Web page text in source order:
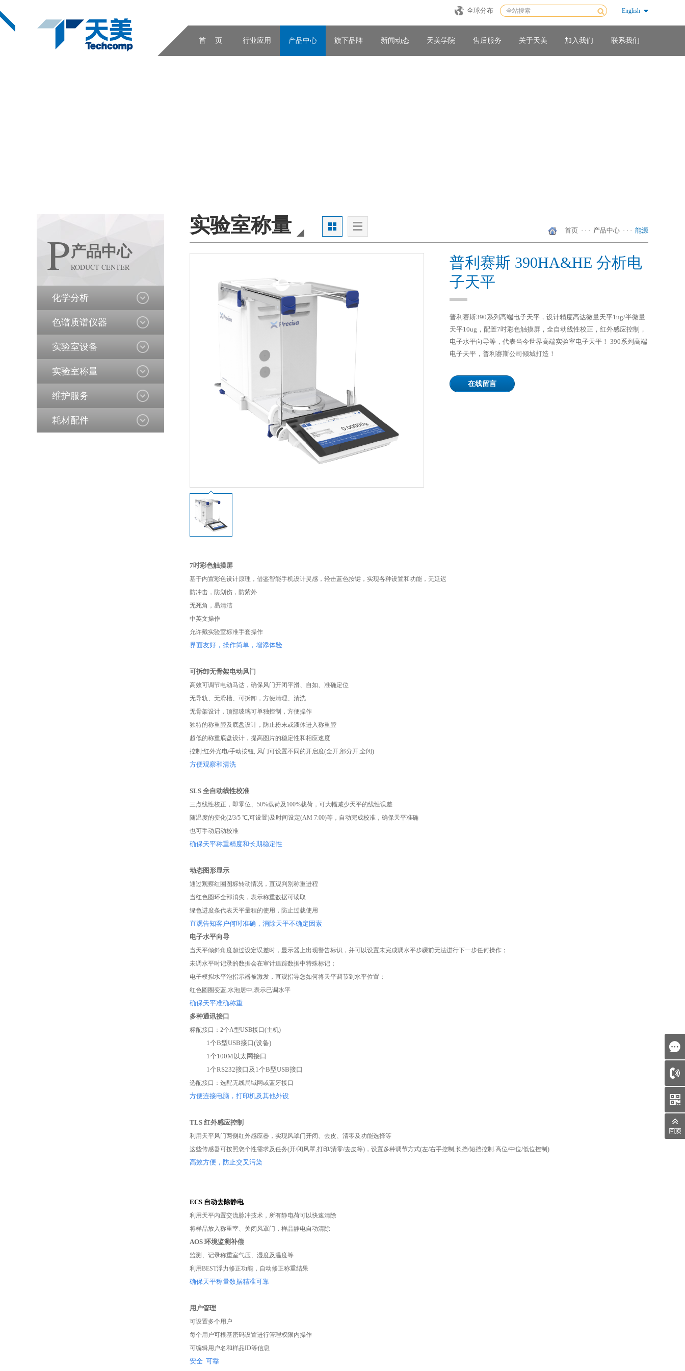
Froilabo
Precisa
全球分布 English
首 页 行业应用 产品中心 旗下品牌 新闻动态 天美学院 售后服务 关于天美 加入我们 联系我们
P产品中心
RODUCT CENTER
化学分析
色谱质谱仪器
实验室设备
实验室称量
维护服务
耗材配件
首页 · · · 产品中心 · · · 能源
实验室称量
普利赛斯 390HA&HE 分析电
子天平
普利赛斯390系列高端电子天平，设计精度高达微量天平1ug/半微量
天平10ug，配置7吋彩色触摸屏，全自动线性校正，红外感应控制，
电子水平向导等，代表当今世界高端实验室电子天平！ 390系列高端
电子天平，普利赛斯公司倾城打造！
在线留言
7吋彩色触摸屏
基于内置彩色设计原理，借鉴智能手机设计灵感，轻击蓝色按键，实现各种设置和功能，无延迟
防冲击，防划伤，防紫外
无死角，易清洁
中英文操作
允许戴实验室标准手套操作
界面友好，操作简单，增添体验
可拆卸无骨架电动风门
高效可调节电动马达，确保风门开闭平滑、自如、准确定位
无导轨、无滑槽、可拆卸，方便清理、清洗
无骨架设计，顶部玻璃可单独控制，方便操作
独特的称重腔及底盘设计，防止粉末或液体进入称重腔
超低的称重底盘设计，提高图片的稳定性和相应速度
控制:红外光电/手动按钮, 风门可设置不同的开启度(全开,部分开,全闭)
方便观察和清洗
SLS 全自动线性校准
三点线性校正，即零位、50%载荷及100%载荷，可大幅减少天平的线性误差
随温度的变化(2/3/5 ℃,可设置)及时间设定(AM 7:00)等，自动完成校准，确保天平准确
也可手动启动校准
确保天平称重精度和长期稳定性
动态图形显示
通过观察红圈图标转动情况，直观判别称重进程
当红色圆环全部消失，表示称重数据可读取
绿色进度条代表天平量程的使用，防止过载使用
直观告知客户何时准确，消除天平不确定因素
电子水平向导
当天平倾斜角度超过设定误差时，显示器上出现警告标识，并可以设置未完成调水平步骤前无法进行下一步任何操作；
未调水平时记录的数据会在审计追踪数据中特殊标记；
电子模拟水平泡指示器被激发，直观指导您如何将天平调节到水平位置；
红色圆圈变蓝,水泡居中,表示已调水平
确保天平准确称重
多种通讯接口
标配接口：2个A型USB接口(主机)
1个B型USB接口(设备)
1个100M以太网接口
1个RS232接口及1个B型USB接口
选配接口：选配无线局域网或蓝牙接口
方便连接电脑，打印机及其他外设
TLS 红外感应控制
利用天平风门两侧红外感应器，实现风罩门开闭、去皮、清零及功能选择等
这些传感器可按照您个性需求及任务(开/闭风罩,打印/清零/去皮等)，设置多种调节方式(左/右手控制,长挡/短挡控制.高位/中位/低位控制)
高效方便，防止交叉污染
ECS 自动去除静电
利用天平内置交流脉冲技术，所有静电荷可以快速清除
将样品放入称重室、关闭风罩门，样品静电自动清除
AOS 环境监测补偿
监测、记录称重室气压、湿度及温度等
利用BEST浮力修正功能，自动修正称重结果
确保天平称量数据精准可靠
用户管理
可设置多个用户
每个用户可根基密码设置进行管理权限内操作
可编辑用户名和样品ID等信息
安全 可靠